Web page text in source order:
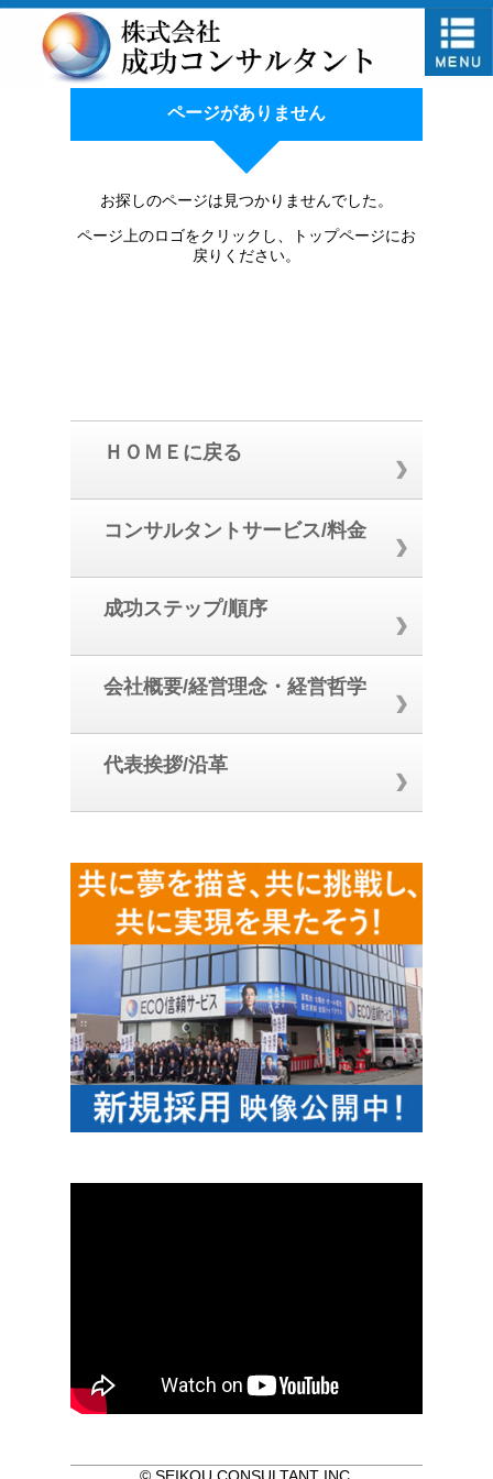
ページがありません
お探しのページは見つかりませんでした。
ページ上のロゴをクリックし、トップページにお
戻りください。
ＨＯＭＥに戻る
コンサルタントサービス/料金
成功ステップ/順序
会社概要/経営理念・経営哲学
代表挨拶/沿革